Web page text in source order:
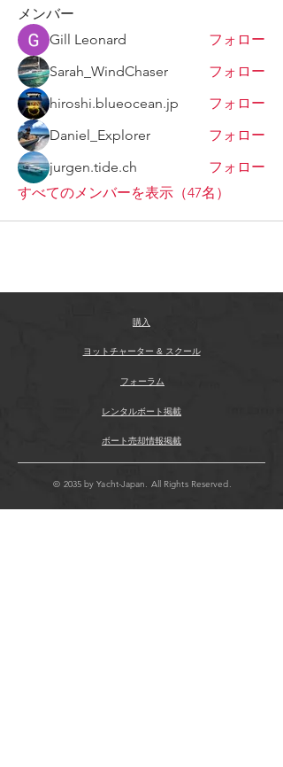
メンバー
Gill Leonard
フォロー
Sarah_WindChaser
フォロー
hiroshi.blueocean.jp
フォロー
Daniel_Explorer
フォロー
jurgen.tide.ch
フォロー
すべてのメンバーを表示（47名）
購入
ヨットチャーター & スクール
フォーラム
レンタルボート掲載
ボート売却情報掲載
© 2035 by Yacht-Japan. All Rights Reserved.